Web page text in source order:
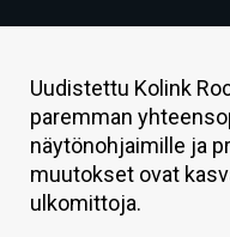
HINTA.FI
KAUPPA
VAIHDA TEEMA
Uudistettu Kolink
paremman
näytönohjaimille ja
muutokset ovat
ulkomittoja.